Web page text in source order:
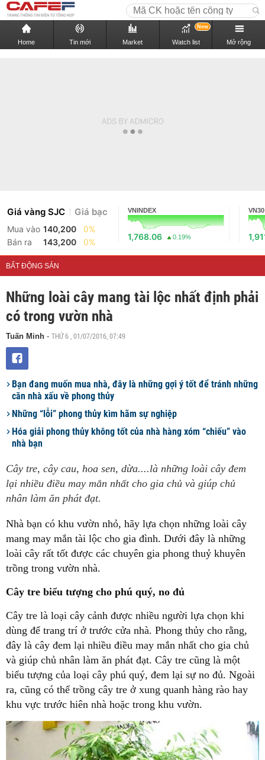
Home Tin mới Market Watch list
New
Mở rộng
Giá vàng SJC Giá bạc
Mua vào 140,200
0%
Bán ra
143,200 0%
VNINDEX
1,768.06 0.19%
VN30
BẤT ĐỘNG SẢN
Những loài cây mang tài lộc nhất định phải
có trong vườn nhà
Tuấn Minh - THỨ 6 , 01/07/2016, 07:49
Bạn đang muốn mua nhà, đây là những gợi ý tốt để tránh những
căn nhà xấu về phong thủy
Những “lỗi” phong thủy kìm hãm sự nghiệp
Hóa giải phong thủy không tốt của nhà hàng xóm “chiếu” vào
nhà bạn
Cây tre, cây cau, hoa sen, dừa....là những loài cây đem
lại nhiều điều may mắn nhất cho gia chủ và giúp chủ
nhân làm ăn phát đạt.
Nhà bạn có khu vườn nhỏ, hãy lựa chọn những loài cây
mang may mắn tài lộc cho gia đình. Dưới đây là những
loài cây rất tốt được các chuyên gia phong thuỷ khuyên
trồng trong vườn nhà.
Cây tre biểu tượng cho phú quý, no đủ
Cây tre là loại cây cảnh được nhiều người lựa chọn khi
dùng để trang trí ở trước cửa nhà. Phong thủy cho rằng,
đây là cây đem lại nhiều điều may mắn nhất cho gia chủ
và giúp chủ nhân làm ăn phát đạt. Cây tre cũng là một
biểu tượng của loại cây phú quý, đem lại sự no đủ. Ngoài
ra, cũng có thể trồng cây tre ở xung quanh hàng rào hay
khu vực trước hiên nhà hoặc trong khu vườn.